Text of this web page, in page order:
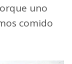
uno
comido